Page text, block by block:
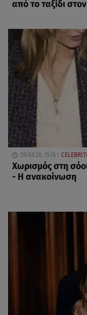
από το ταξίδι
09.08.26, 15:16
Χωρισμός στη
- Η ανακοίνωση